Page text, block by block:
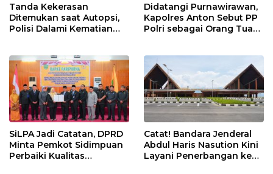
Tanda Kekerasan
Ditemukan saat Autopsi,
Polisi Dalami Kematian
Didatangi Purnawirawan,
Kapolres Anton Sebut PP
Polri sebagai Orang Tua
SiLPA Jadi Catatan, DPRD
Minta Pemkot Sidimpuan
Perbaiki Kualitas
Catat! Bandara Jenderal
Abdul Haris Nasution Kini
Layani Penerbangan ke